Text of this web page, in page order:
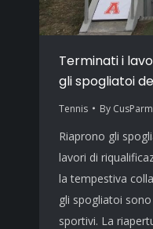
Terminati i
gli spogliatoi
Tennis By
Riaprono gli
lavori di
la tempestiva
gli spogliatoi
sportivi. La